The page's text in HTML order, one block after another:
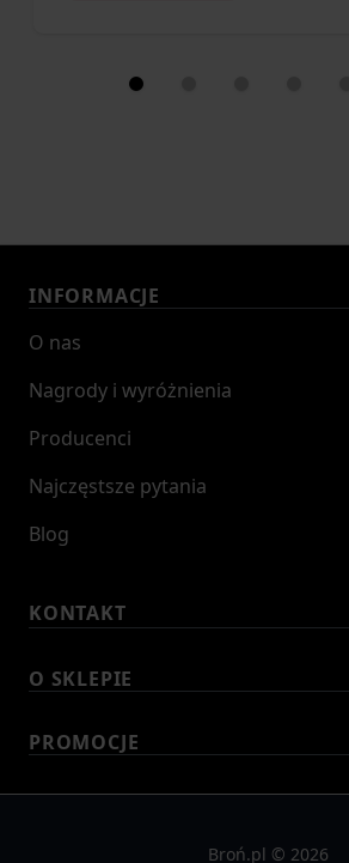
INFORMACJE
O nas
Nagrody i wyróżnienia
Producenci
Najczęstsze pytania
Blog
KONTAKT
O SKLEPIE
PROMOCJE
Broń.pl © 2026